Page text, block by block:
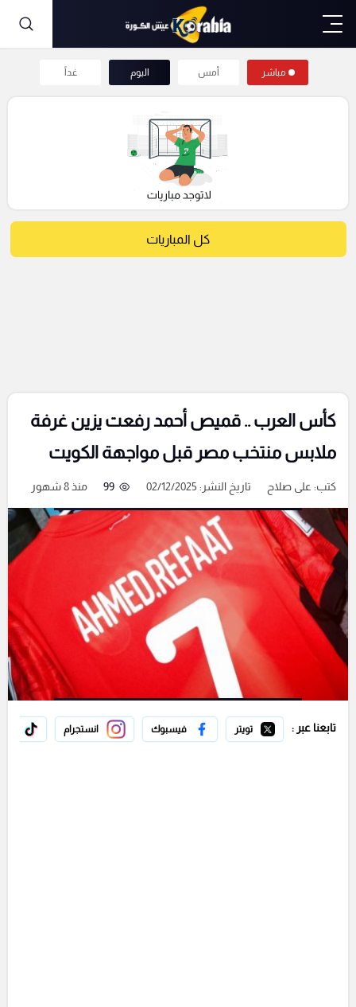
مباشر أمس اليوم غداً
كل المباريات
كأس العرب .. قميص أحمد رفعت يزين غرفة
ملابس منتخب مصر قبل مواجهة الكويت
كتب: على صلاح تاريخ النشر: 02/12/2025 99 منذ 8 شهور
تابعنا عبر : تويتر فيسبوك انستجرام